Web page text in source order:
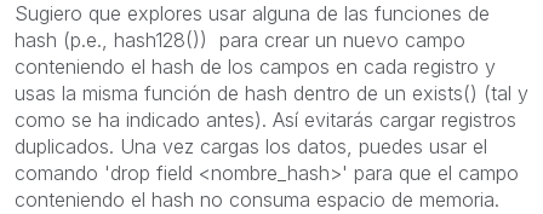
Sugiero que explores usar alguna de las funciones de
hash (p.e., hash128()) para crear un nuevo campo
conteniendo el hash de los campos en cada registro y
usas la misma función de hash dentro de un exists() (tal y
como se ha indicado antes). Así evitarás cargar registros
duplicados. Una vez cargas los datos, puedes usar el
comando 'drop field <nombre_hash>' para que el campo
conteniendo el hash no consuma espacio de memoria.